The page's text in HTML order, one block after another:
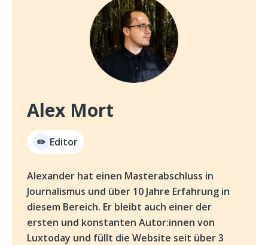
Alex Mort
✏️ Editor
Alexander hat einen Masterabschluss in
Journalismus und über 10 Jahre Erfahrung in
diesem Bereich. Er bleibt auch einer der
ersten und konstanten Autor:innen von
Luxtoday und füllt die Website seit über 3